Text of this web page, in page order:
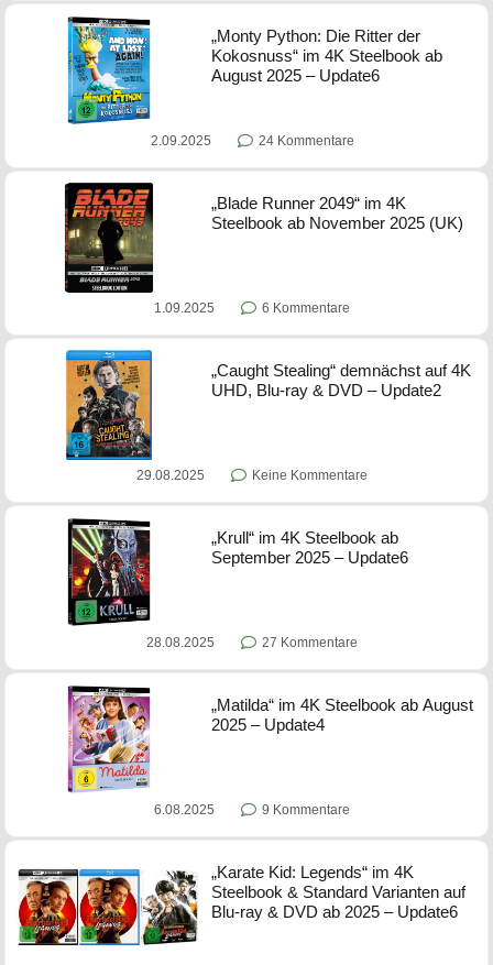
„Monty Python: Die Ritter der
Kokosnuss“ im 4K Steelbook ab
August 2025 – Update6
2.09.2025 24 Kommentare
„Blade Runner 2049“ im 4K
Steelbook ab November 2025 (UK)
1.09.2025 6 Kommentare
„Caught Stealing“ demnächst auf 4K
UHD, Blu-ray & DVD – Update2
29.08.2025 Keine Kommentare
„Krull“ im 4K Steelbook ab
September 2025 – Update6
28.08.2025 27 Kommentare
„Matilda“ im 4K Steelbook ab August
2025 – Update4
6.08.2025 9 Kommentare
„Karate Kid: Legends“ im 4K
Steelbook & Standard Varianten auf
Blu-ray & DVD ab 2025 – Update6